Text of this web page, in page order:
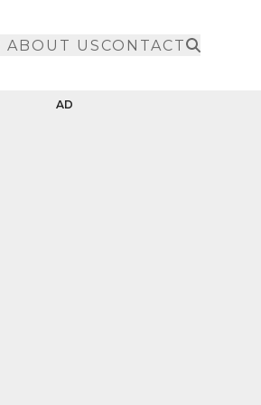
ABOUT US CONTACT
AD